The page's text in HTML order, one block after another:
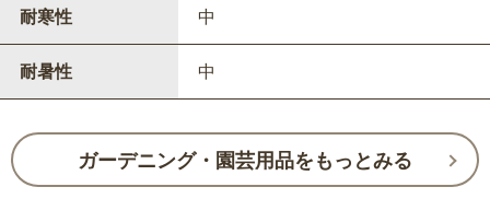
耐寒性 中
耐暑性 中
ガーデニング・園芸用品をもっとみる